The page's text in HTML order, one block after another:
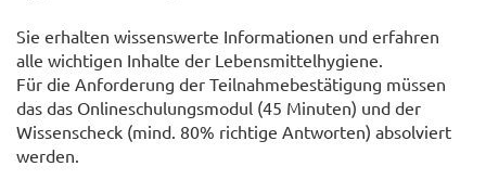
Sie erhalten wissenswerte Informationen und erfahren
alle wichtigen Inhalte der Lebensmittelhygiene.
Für die Anforderung der Teilnahmebestätigung müssen
das das Onlineschulungsmodul (45 Minuten) und der
Wissenscheck (mind. 80% richtige Antworten) absolviert
werden.